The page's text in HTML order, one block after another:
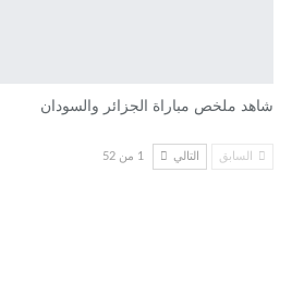
شاهد ملخص مباراة الجزائر والسودان
السابق التالي